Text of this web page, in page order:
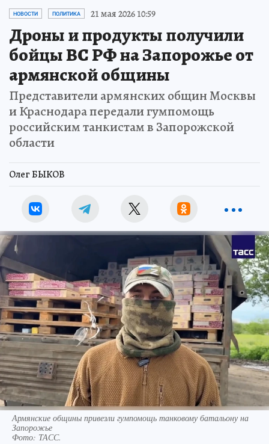
НОВОСТИ ПОЛИТИКА 21 мая 2026 10:59
Дроны и продукты получили
бойцы ВС РФ на Запорожье от
армянской общины
Представители армянских общин Москвы
и Краснодара передали гумпомощь
российским танкистам в Запорожской
области
Олег БЫКОВ
Армянские общины привезли гумпомощь танковому батальону на
Запорожье
Фото: ТАСС.